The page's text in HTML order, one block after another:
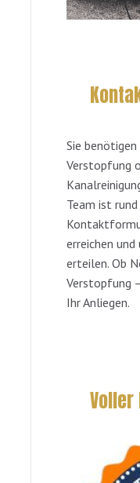
Sie
Verstopfung
Team ist
erreichen
erteilen. Ob
Verstopfung
Ihr Anliegen.
Voller